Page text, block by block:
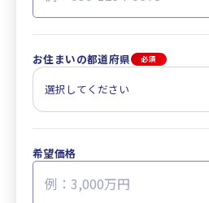
お住まいの都道府県 必須
希望価格